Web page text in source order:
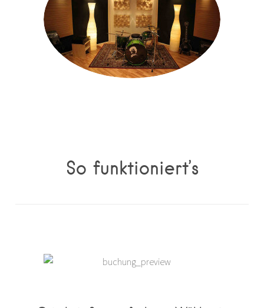
So funktioniert’s